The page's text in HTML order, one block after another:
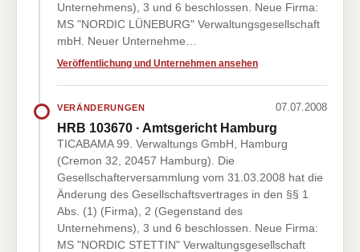
Unternehmens), 3 und 6 beschlossen. Neue Firma:
MS "NORDIC LÜNEBURG" Verwaltungsgesellschaft
mbH. Neuer Unternehme…
Veröffentlichung und Unternehmen ansehen
VERÄNDERUNGEN 07.07.2008
HRB 103670 · Amtsgericht Hamburg
TICABAMA 99. Verwaltungs GmbH, Hamburg
(Cremon 32, 20457 Hamburg). Die
Gesellschafterversammlung vom 31.03.2008 hat die
Änderung des Gesellschaftsvertrages in den §§ 1
Abs. (1) (Firma), 2 (Gegenstand des
Unternehmens), 3 und 6 beschlossen. Neue Firma:
MS "NORDIC STETTIN" Verwaltungsgesellschaft